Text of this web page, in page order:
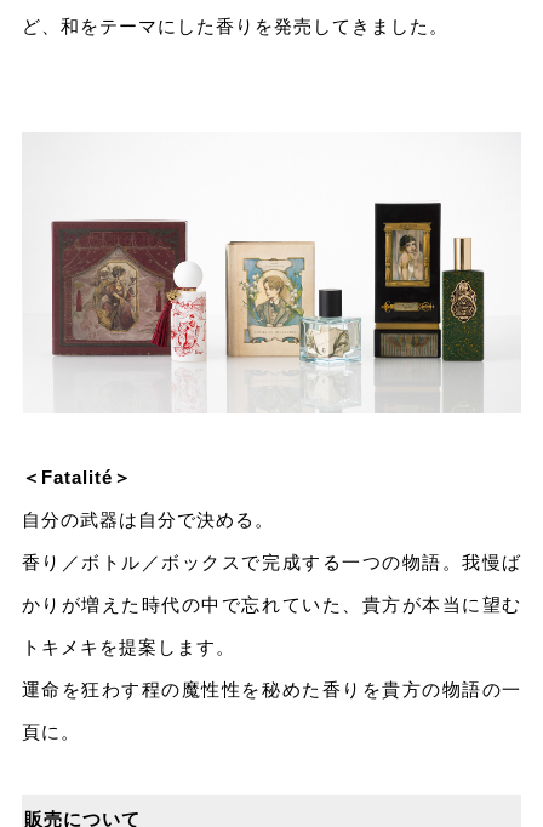
ど、和をテーマにした香りを発売してきました。
＜Fatalité＞
自分の武器は自分で決める。
香り／ボトル／ボックスで完成する一つの物語。我慢ば
かりが増えた時代の中で忘れていた、貴方が本当に望む
トキメキを提案します。
運命を狂わす程の魔性性を秘めた香りを貴方の物語の一
頁に。
販売について